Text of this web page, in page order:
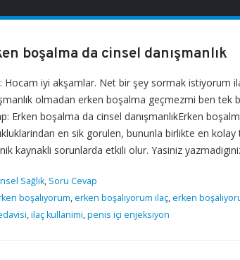
boşalma da cinsel danışmanlık
Hocam iyi akşamlar. Net bir şey sormak istiyorum
olmadan erken boşalma geçmezmi ben tek
Erken boşalma da cinsel danışmanlıkErken
en sik gorulen, bununla birlikte en
kaynakli sorunlarda etkili olur. Yasiniz
Sağlık, Soru Cevap
boşalıyorum,erken boşalıyorum ilaç,erken
,ilaç kullanimi,penis içi enjeksiyon